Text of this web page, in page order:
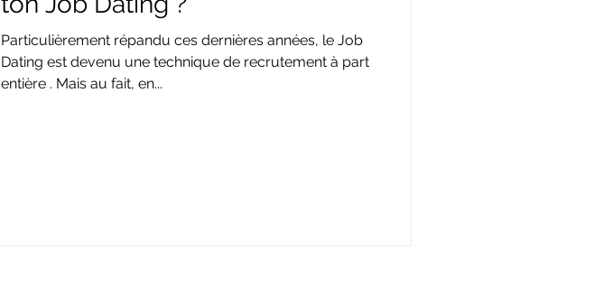
Particulièrement répandu ces dernières années, le Job
Dating est devenu une technique de recrutement à part
entière . Mais au fait, en...